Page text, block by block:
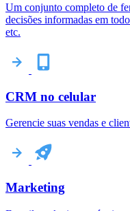
Um conjunto completo de
decisões informadas em
etc.
CRM no celular
Gerencie suas vendas e
Marketing